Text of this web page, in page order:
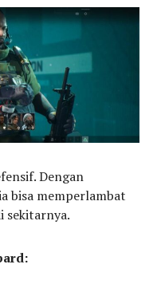
Dengan
bisa memperlambat
sekitarnya.